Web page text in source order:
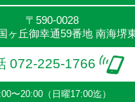
〒590-0028
ヶ丘御幸通59番地 南海堺
072-225-1766
〜20:00（日曜17:00迄）